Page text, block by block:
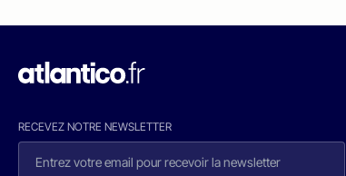
RECEVEZ NOTRE NEWSLETTER